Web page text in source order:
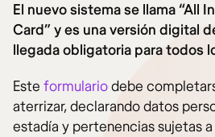
El nuevo sistema se llama “All
Card” y es una versión digital
llegada obligatoria para todos
Este formulariodebe
aterrizar, declarando datos
estadía y pertenencias sujetas